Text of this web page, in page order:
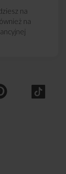
na
na